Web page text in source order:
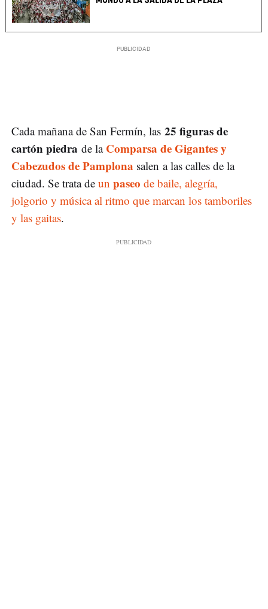
Cada mañana de San Fermín, las 25 figuras de
cartón piedra de la Comparsa de Gigantes y
Cabezudos de Pamplona salen a las calles de la
ciudad. Se trata de un paseo de baile, alegría,
jolgorio y música al ritmo que marcan los tamboriles
y las gaitas.